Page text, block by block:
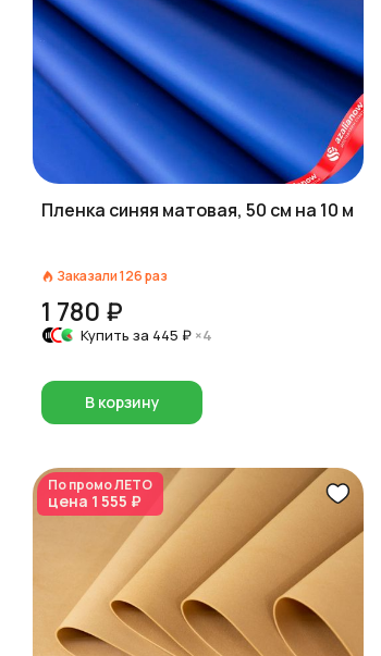
Пленка синяя матовая, 50 см на 10 м
Заказали126раз
1 780 ₽
Купить за 445 ₽ ×4
В корзину
По промоЛЕТО
цена 1 555 ₽